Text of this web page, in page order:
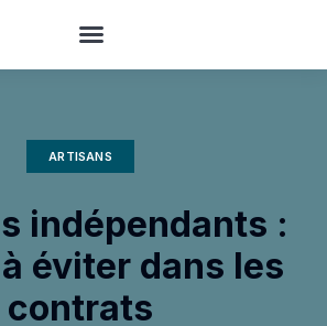
ARTISANS
indépendants :
éviter dans les
contrats